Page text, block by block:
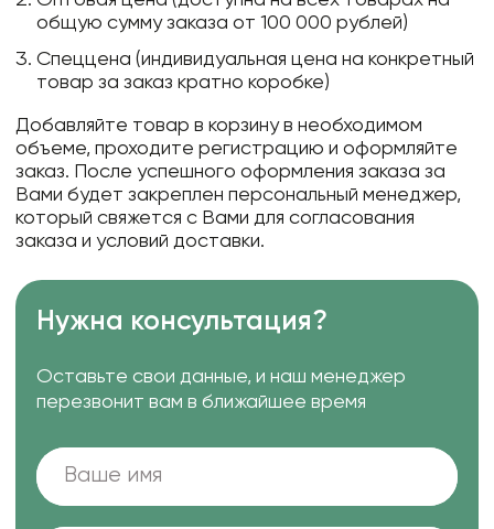
общую сумму заказа от 100 000 рублей)
Спеццена (индивидуальная цена на конкретный
товар за заказ кратно коробке)
Добавляйте товар в корзину в необходимом
объеме, проходите регистрацию и оформляйте
заказ. После успешного оформления заказа за
Вами будет закреплен персональный менеджер,
который свяжется с Вами для согласования
заказа и условий доставки.
Нужна консультация?
Оставьте свои данные, и наш менеджер
перезвонит вам в ближайшее время